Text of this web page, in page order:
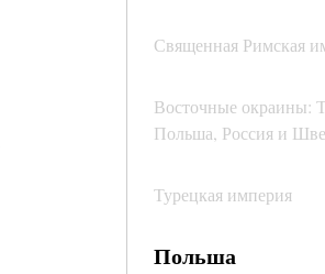
Священная Римская
Восточные окраины:
Польша, Россия и
Турецкая империя
Польша